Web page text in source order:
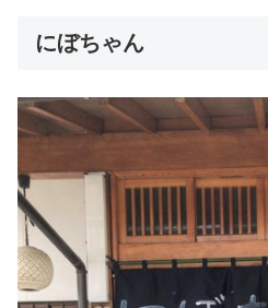
にぼちゃん